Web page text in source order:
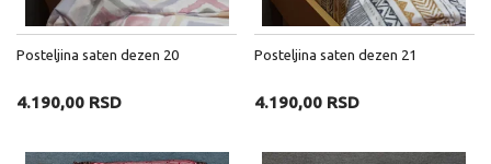
Posteljina saten dezen 20
4.190,00 RSD
Posteljina saten dezen 21
4.190,00 RSD